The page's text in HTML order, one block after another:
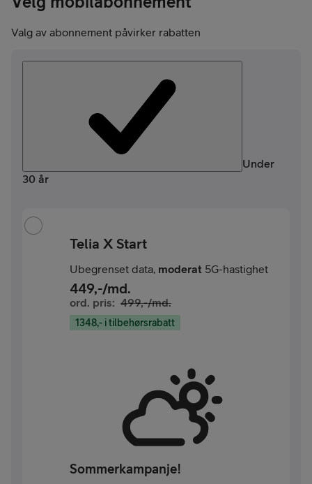
Valg av abonnement påvirker rabatten
Under
30 år
Telia X Start
Ubegrenset data, moderat 5G-hastighet
449,-/md.
ord. pris: 499,-/md.
1348,- i tilbehørsrabatt
Sommerkampanje!